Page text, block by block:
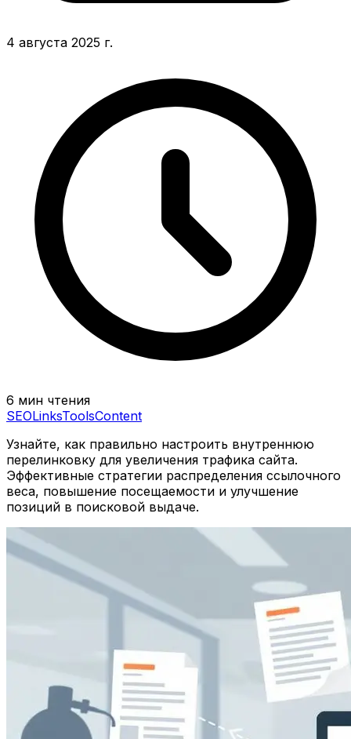
4 августа 2025 г.
6 мин чтения
SEOLinksToolsContent
Узнайте, как правильно настроить внутреннюю
перелинковку для увеличения трафика сайта.
Эффективные стратегии распределения ссылочного
веса, повышение посещаемости и улучшение
позиций в поисковой выдаче.